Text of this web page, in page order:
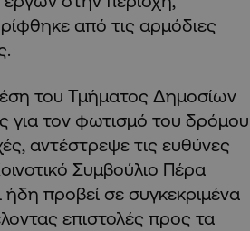
από τις αρμόδιες
του Τμήματος Δημοσίων
για τον φωτισμό του δρόμου
αντέστρεψε τις ευθύνες
Συμβούλιο Πέρα
προβεί σε συγκεκριμένα
επιστολές προς τα